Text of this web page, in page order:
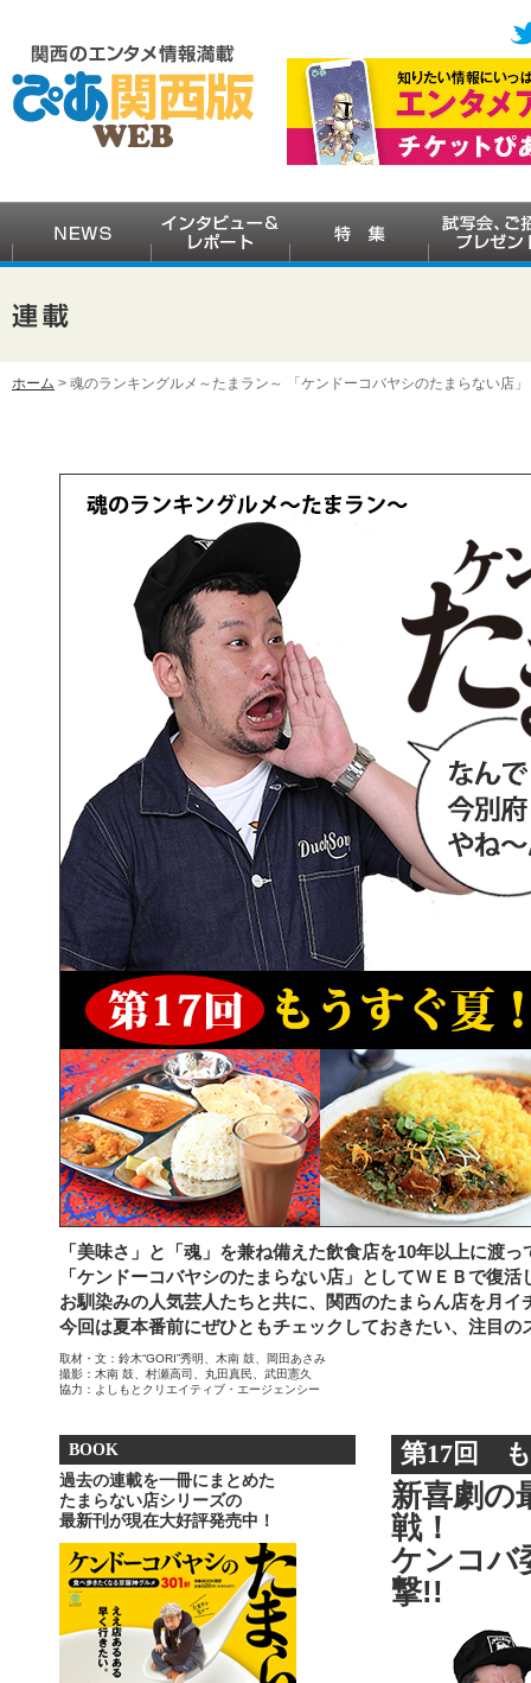
ホーム > 魂のランキングルメ～たまラン～ 「ケンドーコバヤシのたまらない店」
「美味さ」と「魂」を兼ね備えた飲食店を10年以上に渡
「ケンドーコバヤシのたまらない店」としてＷＥＢで復活
お馴染みの人気芸人たちと共に、関西のたまらん店を月イ
今回は夏本番前にぜひともチェックしておきたい、注目の
取材・文：鈴木“GORI”秀明、木南 鼓、岡田あさみ
撮影：木南 鼓、村瀬高司、丸田真民、武田憲久
協力：よしもとクリエイティブ・エージェンシー
BOOK
過去の連載を一冊にまとめた
たまらない店シリーズの
最新刊が現在大好評発売中！
第17回 も
新喜劇の
戦！
ケンコバ
撃!!